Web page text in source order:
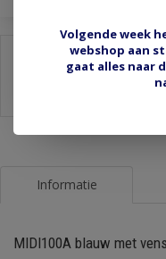
Stel een vraag over dit
Informatie
MIDI100A blauw met
Volgende week
webshop aan
gaat alles naar